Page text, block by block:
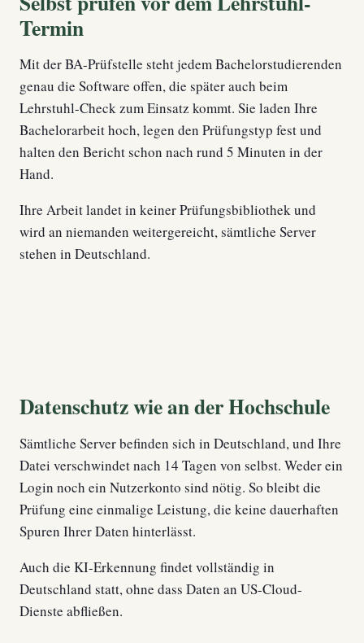
Termin
Mit der BA-Prüfstelle steht jedem Bachelorstudierenden
genau die Software offen, die später auch beim
Lehrstuhl-Check zum Einsatz kommt. Sie laden Ihre
Bachelorarbeit hoch, legen den Prüfungstyp fest und
halten den Bericht schon nach rund 5 Minuten in der
Hand.
Ihre Arbeit landet in keiner Prüfungsbibliothek und
wird an niemanden weitergereicht, sämtliche Server
stehen in Deutschland.
Datenschutz wie an der Hochschule
Sämtliche Server befinden sich in Deutschland, und Ihre
Datei verschwindet nach 14 Tagen von selbst. Weder ein
Login noch ein Nutzerkonto sind nötig. So bleibt die
Prüfung eine einmalige Leistung, die keine dauerhaften
Spuren Ihrer Daten hinterlässt.
Auch die KI-Erkennung findet vollständig in
Deutschland statt, ohne dass Daten an US-Cloud-
Dienste abfließen.